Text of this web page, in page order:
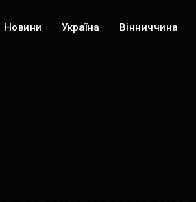
Новини Україна Вінниччина
на чемпіонаті області з ММА